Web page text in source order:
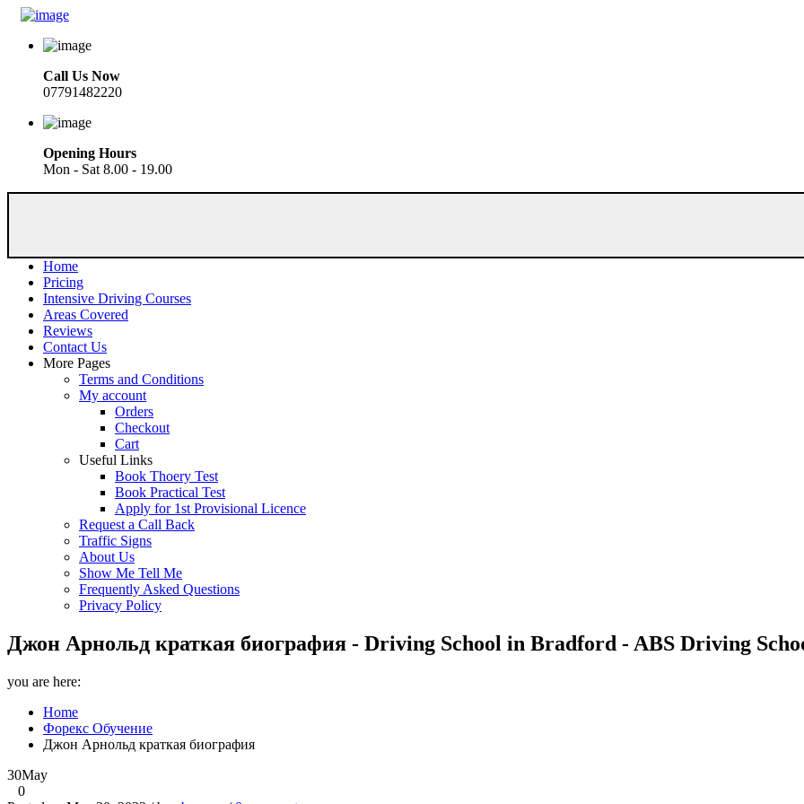
Call Us Now
07791482220
Opening Hours
Mon - Sat 8.00 - 19.00
Home
Pricing
Intensive Driving Courses
Areas Covered
Reviews
Contact Us
More Pages
Terms and Conditions
My account
Orders
Checkout
Cart
Useful Links
Book Thoery Test
Book Practical Test
Apply for 1st Provisional Licence
Request a Call Back
Traffic Signs
About Us
Show Me Tell Me
Frequently Asked Questions
Privacy Policy
Джон Арнольд краткая биография - Driving School in Bradford - ABS Driving
you are here:
Home
Форекс Обучение
Джон Арнольд краткая биография
30May
0